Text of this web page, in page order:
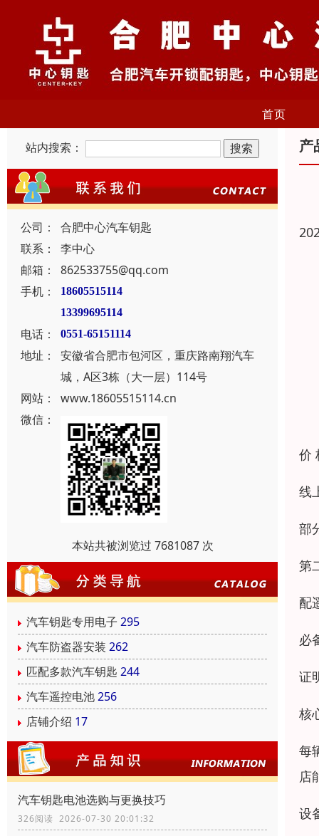
首页
站内搜索：
公司：
合肥中心汽车钥匙
联系：
李中心
邮箱：
862533755@qq.com
手机：
18605515114
13399695114
电话： 0551-65151114
地址：
安徽省合肥市包河区，重庆路南翔汽车
城，A区3栋（大一层）114号
网站：
www.18605515114.cn
微信：
本站共被浏览过 7681087 次
汽车钥匙专用电子 295
汽车防盗器安装 262
匹配多款汽车钥匙 244
汽车遥控电池256
店铺介绍 17
汽车钥匙电池选购与更换技巧
326阅读 2026-07-30 20:01:32
产
价
线
部
第
配
必
证
核
每
店
设